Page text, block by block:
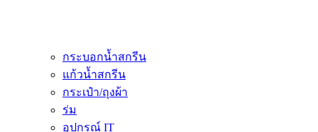
กระบอกน้ำสกรีน
แก้วน้ำสกรีน
กระเป๋า/ถุงผ้า
ร่ม
อุปกรณ์ IT